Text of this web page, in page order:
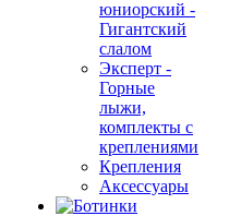
юниорский -
Гигантский
слалом
Эксперт -
Горные
лыжи,
комплекты с
креплениями
Крепления
Аксессуары